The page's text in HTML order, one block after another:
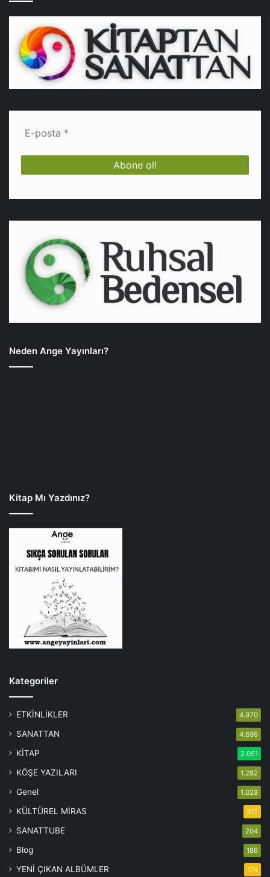
Neden Ange Yayınları?
Kitap Mı Yazdınız?
Kategoriler
ETKİNLİKLER 4.970
SANATTAN 4.696
KİTAP 2.051
KÖŞE YAZILARI 1.282
Genel 1.028
KÜLTÜREL MİRAS 317
SANATTUBE 204
Blog 186
YENİ ÇIKAN ALBÜMLER 174